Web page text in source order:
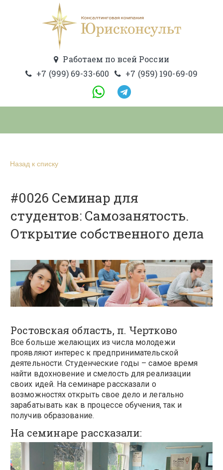
Работаем по всей России
+7 (999) 69-33-600
+7 (959) 190-69-09
Назад к списку
#0026 Семинар для
студентов: Самозанятость.
Открытие собственного дела
Ростовская область, п. Чертково
Все больше желающих из числа молодежи
проявляют интерес к предпринимательской
деятельности. Студенческие годы – самое время
найти вдохновение и смелость для реализации
своих идей. На семинаре рассказали о
возможностях открыть свое дело и легально
зарабатывать как в процессе обучения, так и
получив образование.
На семинаре рассказали: